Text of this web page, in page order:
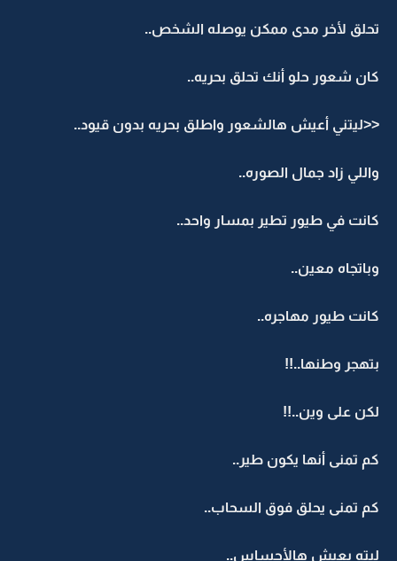
تحلق لأخر مدى ممكن يوصله الشخص..
كان شعور حلو أنك تحلق بحريه..
<<ليتني أعيش هالشعور واطلق بحريه بدون قيود..
واللي زاد جمال الصوره..
كانت في طيور تطير بمسار واحد..
وباتجاه معين..
كانت طيور مهاجره..
بتهجر وطنها..!!
لكن على وين..!!
كم تمنى أنها يكون طير..
كم تمنى يحلق فوق السحاب..
ليته يعيش هالأحساس..